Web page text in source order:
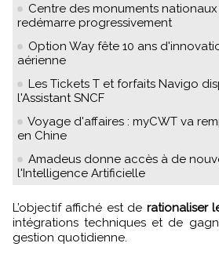
Centre des monuments
redémarre progressivement
Option Way fête 10 ans
aérienne
Les Tickets T et forfaits Navigo
l'Assistant SNCF
Voyage d'affaires : myCWT va
en Chine
Amadeus donne accès à de
l'Intelligence Artificielle
L’objectif affiché est de rationaliser
intégrations techniques et de
gestion quotidienne.